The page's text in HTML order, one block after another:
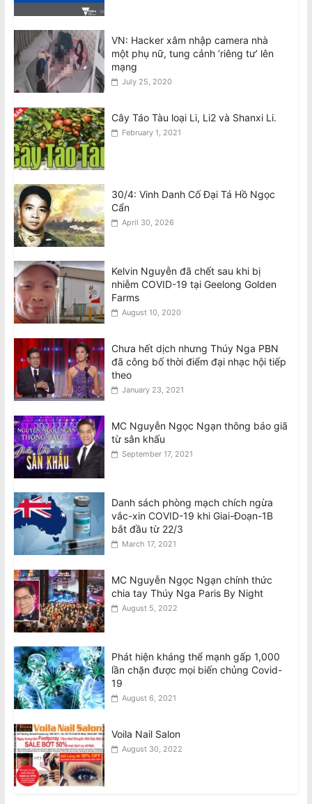
Cộng đồng tập hợp đòi công lý sau
cái chết của chủ cửa hàng được yêu
mến Trương Văn Việt
August 10, 2026
VN: Hacker xâm nhập camera nhà
một phụ nữ, tung cảnh ‘riêng tư’ lên
mạng
July 25, 2020
Cây Táo Tàu loại Li, Li2 và Shanxi Li.
February 1, 2021
30/4: Vinh Danh Cố Đại Tá Hồ Ngọc
Cẩn
April 30, 2026
Kelvin Nguyễn đã chết sau khi bị
nhiễm COVID-19 tại Geelong Golden
Farms
August 10, 2020
Chưa hết dịch nhưng Thúy Nga PBN
đã công bố thời điểm đại nhạc hội tiếp
theo
January 23, 2021
MC Nguyễn Ngọc Ngạn thông báo giã
từ sân khấu
September 17, 2021
Danh sách phòng mạch chích ngừa
vắc-xin COVID-19 khi Giai-Đoạn-1B
bắt đầu từ 22/3
March 17, 2021
MC Nguyễn Ngọc Ngạn chính thức
chia tay Thúy Nga Paris By Night
August 5, 2022
Phát hiện kháng thể mạnh gấp 1,000
lần chặn được mọi biến chủng Covid-
19
August 6, 2021
Voila Nail Salon
August 30, 2022